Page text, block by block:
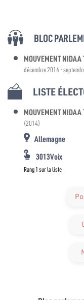
BLOC
MOUVEMENT NIDAA
décembre 2014 -
LISTE
MOUVEMENT NIDAA
(2014)
Allemagne
3013Voix
Rang 1 sur la liste